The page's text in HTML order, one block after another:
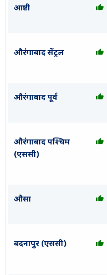
आष्टी
औरंगाबाद सेंट्रल
औरंगाबाद पूर्व
औरंगाबाद पश्चिम
(एससी)
औसा
बदनापुर (एससी)